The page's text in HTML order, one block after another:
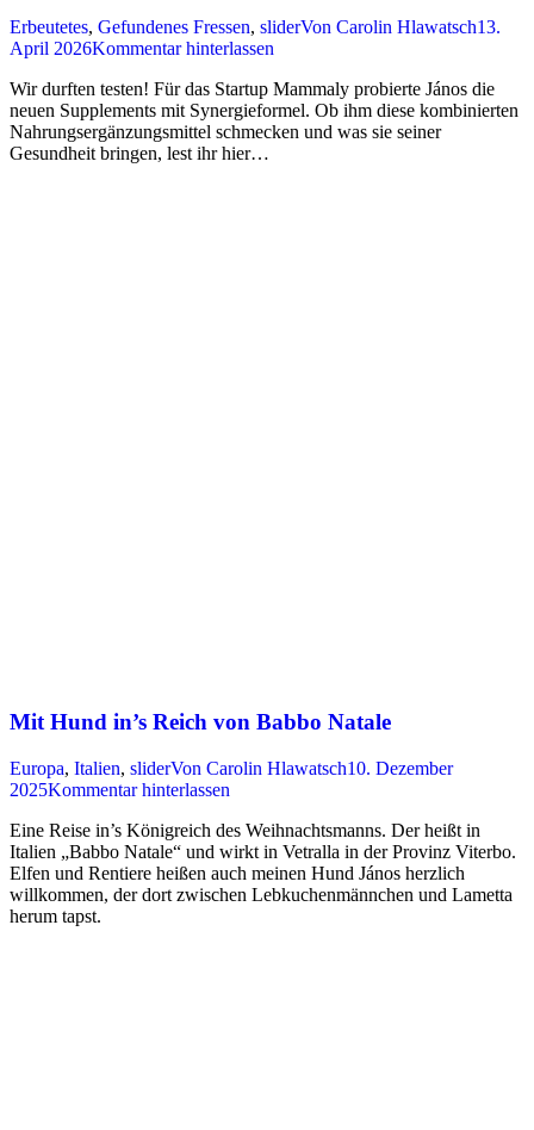
Erbeutetes, Gefundenes Fressen, sliderVon Carolin Hlawatsch13.
April 2026Kommentar hinterlassen
Wir durften testen! Für das Startup Mammaly probierte János die
neuen Supplements mit Synergieformel. Ob ihm diese kombinierten
Nahrungsergänzungsmittel schmecken und was sie seiner
Gesundheit bringen, lest ihr hier…
Mit Hund in’s Reich von Babbo Natale
Europa, Italien, sliderVon Carolin Hlawatsch10. Dezember
2025Kommentar hinterlassen
Eine Reise in’s Königreich des Weihnachtsmanns. Der heißt in
Italien „Babbo Natale“ und wirkt in Vetralla in der Provinz Viterbo.
Elfen und Rentiere heißen auch meinen Hund János herzlich
willkommen, der dort zwischen Lebkuchenmännchen und Lametta
herum tapst.